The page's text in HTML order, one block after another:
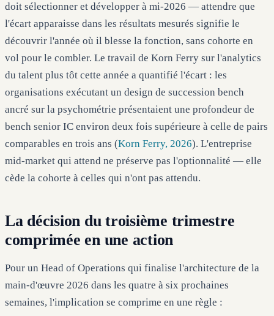
doit sélectionner et développer à mi-2026 — attendre que
l'écart apparaisse dans les résultats mesurés signifie le
découvrir l'année où il blesse la fonction, sans cohorte en
vol pour le combler. Le travail de Korn Ferry sur l'analytics
du talent plus tôt cette année a quantifié l'écart : les
organisations exécutant un design de succession bench
ancré sur la psychométrie présentaient une profondeur de
bench senior IC environ deux fois supérieure à celle de pairs
comparables en trois ans (Korn Ferry, 2026). L'entreprise
mid-market qui attend ne préserve pas l'optionnalité — elle
cède la cohorte à celles qui n'ont pas attendu.
La décision du troisième trimestre
comprimée en une action
Pour un Head of Operations qui finalise l'architecture de la
main-d'œuvre 2026 dans les quatre à six prochaines
semaines, l'implication se comprime en une règle :